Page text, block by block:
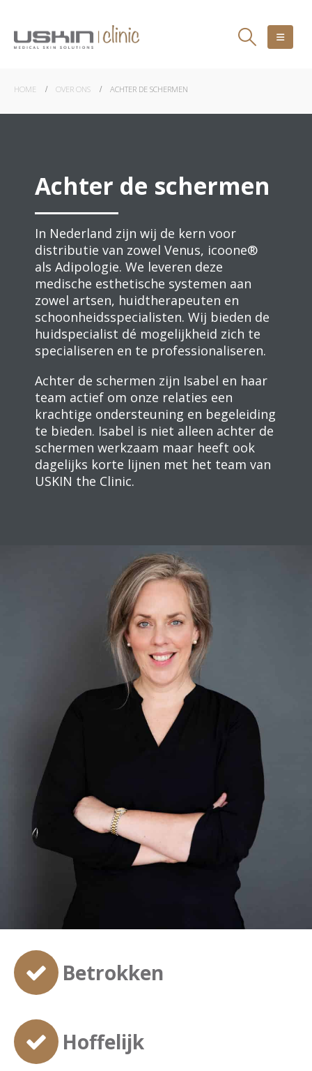
HOME OVER ONS ACHTER DE SCHERMEN
Achter de schermen
In Nederland zijn wij de kern voor
distributie van zowel Venus, icoone®
als Adipologie. We leveren deze
medische esthetische systemen aan
zowel artsen, huidtherapeuten en
schoonheidsspecialisten. Wij bieden de
huidspecialist dé mogelijkheid zich te
specialiseren en te professionaliseren.
Achter de schermen zijn Isabel en haar
team actief om onze relaties een
krachtige ondersteuning en begeleiding
te bieden. Isabel is niet alleen achter de
schermen werkzaam maar heeft ook
dagelijks korte lijnen met het team van
USKIN the Clinic.
Betrokken
Hoffelijk